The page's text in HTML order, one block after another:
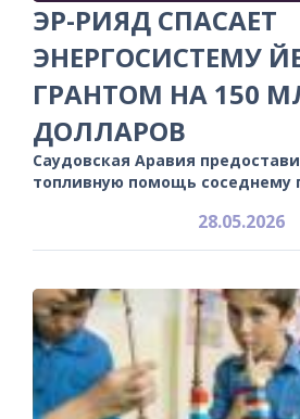
ЭР-РИЯД СПАСАЕТ
ЭНЕРГОСИСТЕМУ
ГРАНТОМ НА 150
ДОЛЛАРОВ
Саудовская Аравия
топливную помощь соседнему
28.05.2026